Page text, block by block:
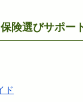
険選びサポー
ド